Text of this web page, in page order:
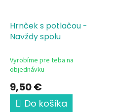
Hrnček s potlačou -
Navždy spolu
Vyrobíme pre teba na
objednávku
9,50 €
Do košíka